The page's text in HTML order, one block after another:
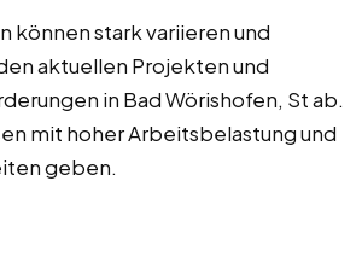
können stark variieren und
aktuellen Projekten und
in Bad Wörishofen, St ab.
mit hoher Arbeitsbelastung und
geben.